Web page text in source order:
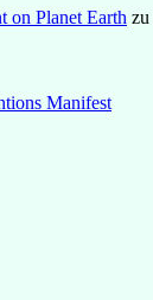
on Planet Earth zu
Manifest